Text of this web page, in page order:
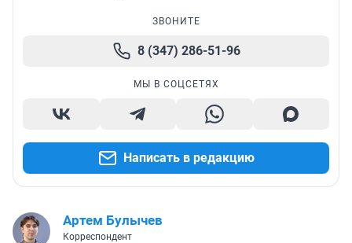
ЗВОНИТЕ
8 (347) 286-51-96
МЫ В СОЦСЕТЯХ
Написать в редакцию
Артем Булычев
Корреспондент